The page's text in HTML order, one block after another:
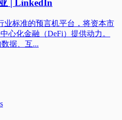
| LinkedIn
业标准的预言机平台，将资本市
心化金融（DeFi）提供动力。
据、互...